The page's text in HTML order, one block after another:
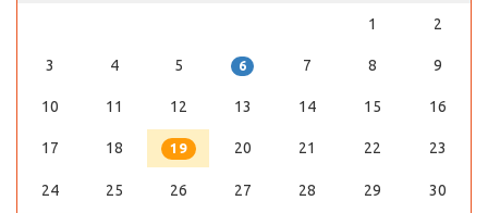
1
2
3 4 5 6 7 8 9
10 11 12 13 14 15 16
17 18 19 20 21 22 23
24 25 26 27 28 29 30